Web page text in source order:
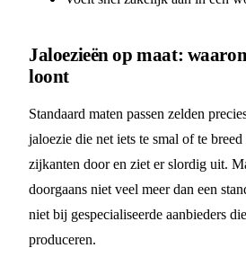
Jaloezieën op maat:
loont
Standaard maten passen zelden
jaloezie die net iets te smal of te
zijkanten door en ziet er slordig uit.
doorgaans niet veel meer dan een
niet bij gespecialiseerde aanbieders
produceren.